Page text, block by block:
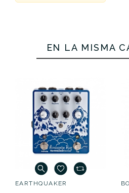
EN LA MISMA
EARTHQUAKER